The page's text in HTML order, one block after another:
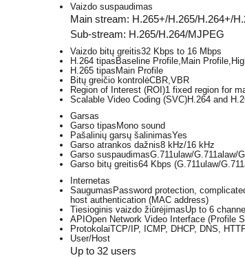
Vaizdo suspaudimas
Main stream: H.265+/H.265/H.264+/
Sub-stream: H.265/H.264/MJPEG
Vaizdo bitų greitis32 Kbps to 16 Mbps
H.264 tipas Baseline Profile,Main
H.265 tipas Main Profile
Bitų greičio kontrolėCBR,VBR
Region of Interest (ROI)1 fixed region for
Scalable Video Coding (SVC)H.264 and
Garsas
Garso tipas Mono sound
Pašalinių garsų šalinimasYes
Garso atrankos dažnis8 kHz/16 kHz
Garso suspaudimasG.711ulaw/G.711alaw/
Garso bitų greitis64 Kbps (G.711ulaw/
Internetas
Saugumas Password protection,
host authentication (MAC address)
Tiesioginis vaizdo žiūrėjimasUp to 6
API Open Network Video Interface (Profile
ProtokolaiTCP/IP, ICMP, DHCP, DNS,
User/Host
Up to 32 users